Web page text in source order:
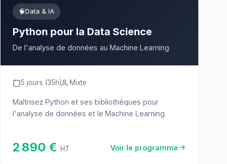
🧠Data & IA
Python pour la Data Science
De l'analyse de données au Machine Learning
5 jours (35h) Mixte
Maîtrisez Python et ses bibliothèques pour
l'analyse de données et le Machine Learning.
2 890 €HT Voir le programme